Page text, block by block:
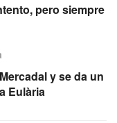
pero siempre
y se da un
Eulària